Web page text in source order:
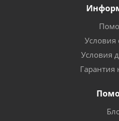
Условия
Условия
Гарантия